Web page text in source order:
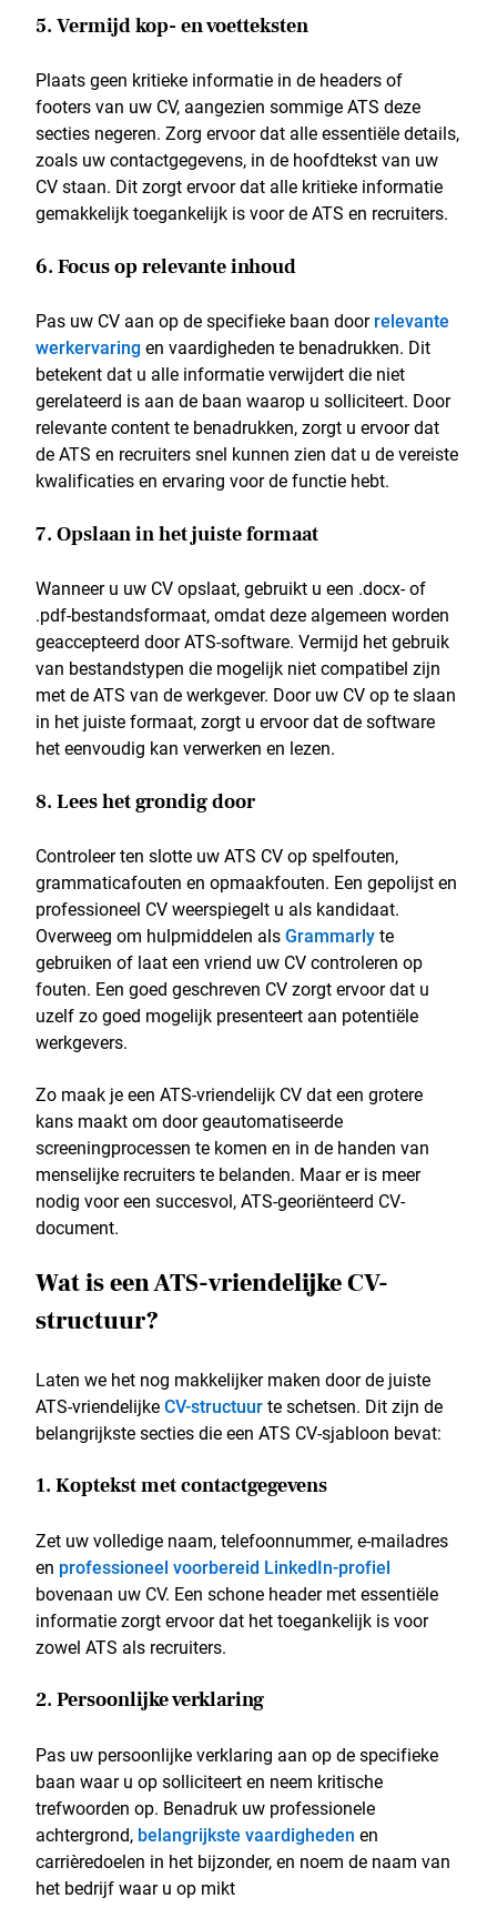
5. Vermijd kop- en voetteksten
Plaats geen kritieke informatie in de headers of
footers van uw CV, aangezien sommige ATS deze
secties negeren. Zorg ervoor dat alle essentiële details,
zoals uw contactgegevens, in de hoofdtekst van uw
CV staan. Dit zorgt ervoor dat alle kritieke informatie
gemakkelijk toegankelijk is voor de ATS en recruiters.
6. Focus op relevante inhoud
Pas uw CV aan op de specifieke baan doorrelevante
werkervaringen vaardigheden te benadrukken. Dit
betekent dat u alle informatie verwijdert die niet
gerelateerd is aan de baan waarop u solliciteert. Door
relevante content te benadrukken, zorgt u ervoor dat
de ATS en recruiters snel kunnen zien dat u de vereiste
kwalificaties en ervaring voor de functie hebt.
7. Opslaan in het juiste formaat
Wanneer u uw CV opslaat, gebruikt u een .docx- of
.pdf-bestandsformaat, omdat deze algemeen worden
geaccepteerd door ATS-software. Vermijd het gebruik
van bestandstypen die mogelijk niet compatibel zijn
met de ATS van de werkgever. Door uw CV op te slaan
in het juiste formaat, zorgt u ervoor dat de software
het eenvoudig kan verwerken en lezen.
8. Lees het grondig door
Controleer ten slotte uw ATS CV op spelfouten,
grammaticafouten en opmaakfouten. Een gepolijst en
professioneel CV weerspiegelt u als kandidaat.
Overweeg om hulpmiddelen alsGrammarlyte
gebruiken of laat een vriend uw CV controleren op
fouten. Een goed geschreven CV zorgt ervoor dat u
uzelf zo goed mogelijk presenteert aan potentiële
werkgevers.
Zo maak je een ATS-vriendelijk CV dat een grotere
kans maakt om door geautomatiseerde
screeningprocessen te komen en in de handen van
menselijke recruiters te belanden. Maar er is meer
nodig voor een succesvol, ATS-georiënteerd CV-
document.
Wat is een ATS-vriendelijke CV-
structuur?
Laten we het nog makkelijker maken door de juiste
ATS-vriendelijkeCV-structuurte schetsen. Dit zijn de
belangrijkste secties die een ATS CV-sjabloon bevat:
1. Koptekst met contactgegevens
Zet uw volledige naam, telefoonnummer, e-mailadres
en professioneel voorbereid LinkedIn-profiel
bovenaan uw CV. Een schone header met essentiële
informatie zorgt ervoor dat het toegankelijk is voor
zowel ATS als recruiters.
2. Persoonlijke verklaring
Pas uw persoonlijke verklaring aan op de specifieke
baan waar u op solliciteert en neem kritische
trefwoorden op. Benadruk uw professionele
achtergrond, belangrijkste vaardigheden en
carrièredoelen in het bijzonder, en noem de naam van
het bedrijf waar u op mikt